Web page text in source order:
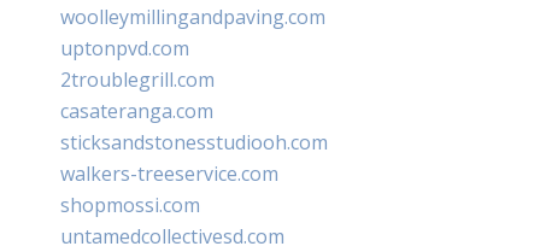
woolleymillingandpaving.com
uptonpvd.com
2troublegrill.com
casateranga.com
sticksandstonesstudiooh.com
walkers-treeservice.com
shopmossi.com
untamedcollectivesd.com